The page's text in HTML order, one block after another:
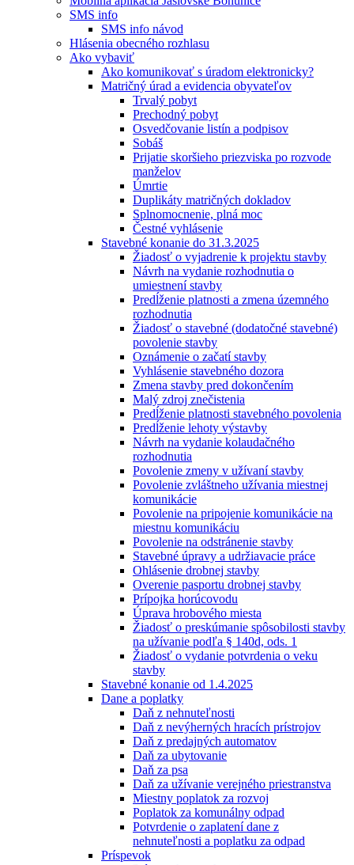
SMS info
SMS info návod
Hlásenia obecného rozhlasu
Ako vybaviť
Ako komunikovať s úradom elektronicky?
Matričný úrad a evidencia obyvateľov
Trvalý pobyt
Prechodný pobyt
Osvedčovanie listín a podpisov
Sobáš
Prijatie skoršieho priezviska po rozvode
manželov
Úmrtie
Duplikáty matričných dokladov
Splnomocnenie, plná moc
Čestné vyhlásenie
Stavebné konanie do 31.3.2025
Žiadosť o vyjadrenie k projektu stavby
Návrh na vydanie rozhodnutia o
umiestnení stavby
Predĺženie platnosti a zmena územného
rozhodnutia
Žiadosť o stavebné (dodatočné stavebné)
povolenie stavby
Oznámenie o začatí stavby
Vyhlásenie stavebného dozora
Zmena stavby pred dokončením
Malý zdroj znečistenia
Predĺženie platnosti stavebného povolenia
Predĺženie lehoty výstavby
Návrh na vydanie kolaudačného
rozhodnutia
Povolenie zmeny v užívaní stavby
Povolenie zvláštneho užívania miestnej
komunikácie
Povolenie na pripojenie komunikácie na
miestnu komunikáciu
Povolenie na odstránenie stavby
Stavebné úpravy a udržiavacie práce
Ohlásenie drobnej stavby
Overenie pasportu drobnej stavby
Prípojka horúcovodu
Úprava hrobového miesta
Žiadosť o preskúmanie spôsobilosti stavby
na užívanie podľa § 140d, ods. 1
Žiadosť o vydanie potvrdenia o veku
stavby
Stavebné konanie od 1.4.2025
Dane a poplatky
Daň z nehnuteľnosti
Daň z nevýherných hracích prístrojov
Daň z predajných automatov
Daň za ubytovanie
Daň za psa
Daň za užívanie verejného priestranstva
Miestny poplatok za rozvoj
Poplatok za komunálny odpad
Potvrdenie o zaplatení dane z
nehnuteľnosti a poplatku za odpad
Príspevok